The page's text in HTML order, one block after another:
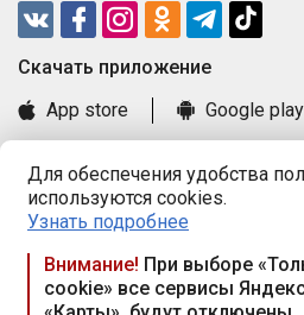
Для обеспечения удобства
используются cookies.
Узнать подробнее
Внимание! При выборе
cookie» все сервисы
Cкачать приложение
App store
Google play
Книга замечаний и предложений
Правила и документы
Praca.by © 2000—2026, ООО
Республика Беларусь, 220114, г.
117а, пом. № 9.